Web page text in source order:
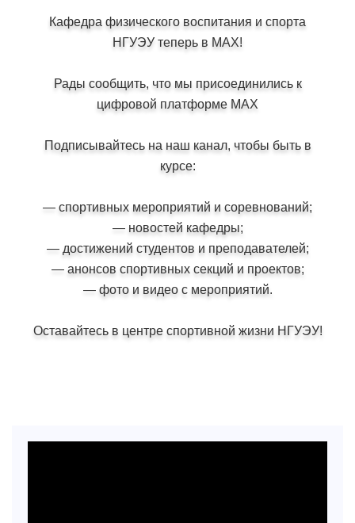
Кафедра физического воспитания и спорта
НГУЭУ теперь в MAX!
Рады сообщить, что мы присоединились к
цифровой платформе MAX
Подписывайтесь на наш канал, чтобы быть в
курсе:
— спортивных мероприятий и соревнований;
— новостей кафедры;
— достижений студентов и преподавателей;
— анонсов спортивных секций и проектов;
— фото и видео с мероприятий.
Оставайтесь в центре спортивной жизни НГУЭУ!